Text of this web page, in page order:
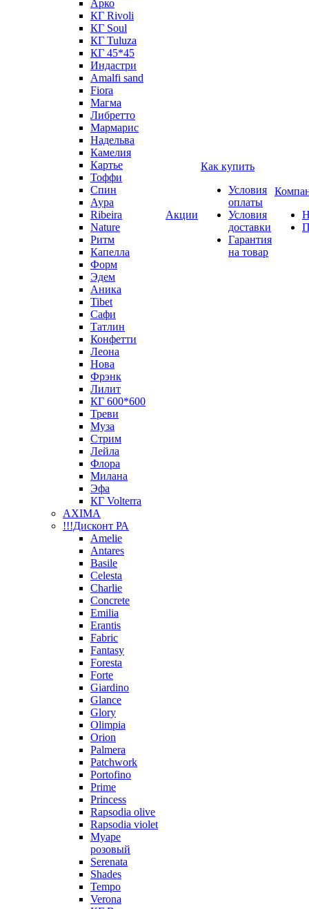
Арко
КГ Rivoli
КГ Soul
КГ Tuluza
КГ 45*45
Индастри
Amalfi sand
Fiora
Магма
Либретто
Мармарис
Надельва
Камелия
Картье
Тоффи
Спин
Аура
Ribeira
Nature
Ритм
Капелла
Форм
Эдем
Аника
Tibet
Сафи
Татлин
Конфетти
Леона
Нова
Фрэнк
Лилит
КГ 600*600
Треви
Муза
Стрим
Лейла
Флора
Милана
Эфа
КГ Volterra
AXIMA
!!!Дисконт РА
Amelie
Antares
Basile
Celesta
Charlie
Concrete
Emilia
Erantis
Fabric
Fantasy
Foresta
Forte
Giardino
Glance
Glory
Olimpia
Orion
Palmera
Patchwork
Portofino
Prime
Princess
Rapsodia olive
Rapsodia violet
Муаре
розовый
Serenata
Shades
Tempo
Verona
Акции
Как купить
Условия
оплаты
Условия
доставки
Гарантия
на товар